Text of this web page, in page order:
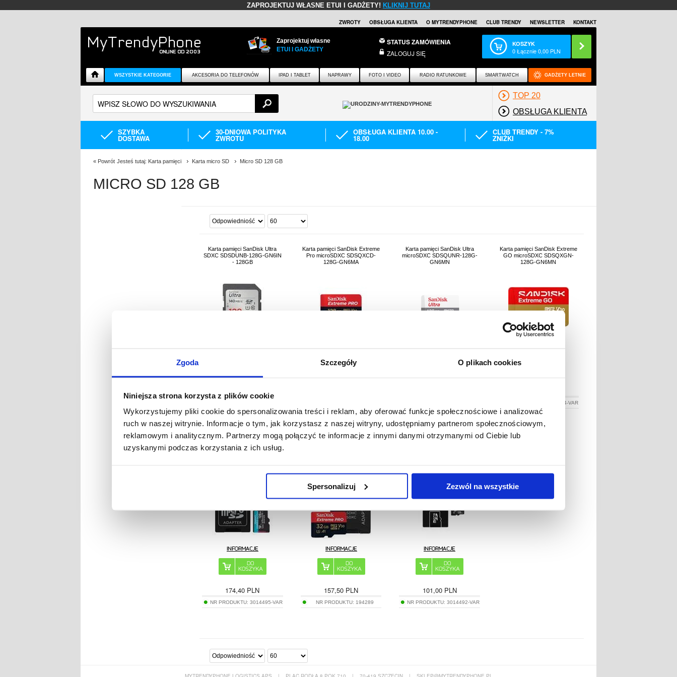
Zgoda Szczegóły O plikach cookies
Niniejsza strona korzysta z plików cookie
Wykorzystujemy pliki cookie do spersonalizowania treści i reklam, aby oferować funkcje społecznościowe i analizować
ruch w naszej witrynie. Informacje o tym, jak korzystasz z naszej witryny, udostępniamy partnerom społecznościowym,
reklamowym i analitycznym. Partnerzy mogą połączyć te informacje z innymi danymi otrzymanymi od Ciebie lub
uzyskanymi podczas korzystania z ich usług.
Spersonalizuj Zezwól na wszystkie
ZAPROJEKTUJ WŁASNE ETUI I GADŻETY! KLIKNIJ TUTAJ
ZWROTY OBSŁUGA KLIENTA O MYTRENDYPHONE CLUB TRENDY NEWSLETTER KONTAKT
Zaprojektuj własne
ETUI I GADŻETY
STATUS ZAMÓWIENIA
ZALOGUJ SIĘ
KOSZYK
0Łącznie0,00 PLN
WSZYSTKIE KATEGORIE AKCESORIA DO TELEFONÓW IPAD I TABLET NAPRAWY FOTO I VIDEO RADIO RATUNKOWE SMARTWATCH GADŻETY LETNIE
TOP 20
OBSŁUGA KLIENTA
SZYBKA
DOSTAWA
30-DNIOWA POLITYKA
ZWROTU
OBSŁUGA KLIENTA 10.00 -
18.00
CLUB TRENDY - 7%
ZNIŻKI
« Powrót Jesteś tutaj: Karta pamięci Karta micro SD Micro SD 128 GB
MICRO SD 128 GB
Karta pamięci SanDisk Ultra
SDXC SDSDUNB-128G-GN6IN
- 128GB
168,69
Karta pamięci SanDisk Extreme
Pro microSDXC SDSQXCD-
128G-GN6MA
Karta pamięci SanDisk Ultra
microSDXC SDSQUNR-128G-
GN6MN
Karta pamięci SanDisk Extreme
GO microSDXC SDSQXGN-
128G-GN6MN
3019034-VAR
Karta pamięci Kingston Canvas
174,40 PLN
NR PRODUKTU: 3014495-VAR
157,50 PLN
NR PRODUKTU: 194289
101,00PLN
NR PRODUKTU:3014492-VAR